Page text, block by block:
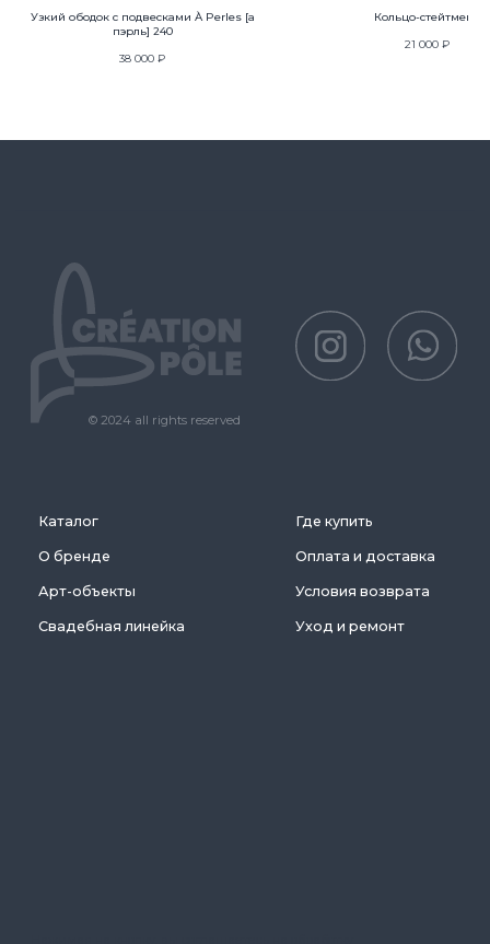
Узкий ободок с подвесками À Perles [а
пэрль] 240
38 000 ₽
Кольцо-стейтмент
21 000 ₽